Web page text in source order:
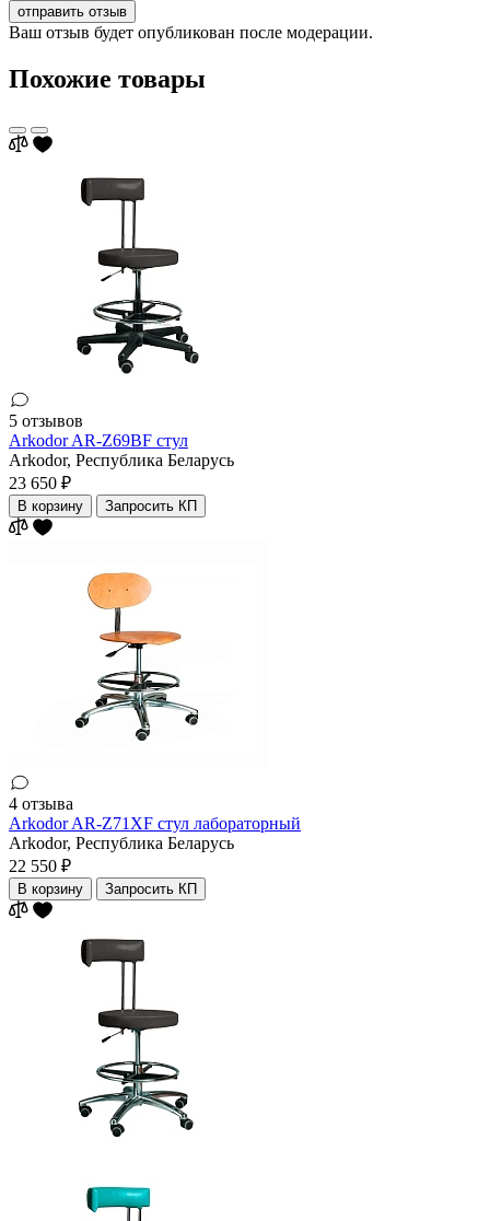
отправить отзыв
Ваш отзыв будет опубликован после модерации.
Похожие товары
5 отзывов
Arkodor AR-Z69BF стул
Arkodor, Республика Беларусь
23 650 ₽
В корзину Запросить КП
4 отзыва
Arkodor AR-Z71XF стул лабораторный
Arkodor, Республика Беларусь
22 550 ₽
В корзину Запросить КП